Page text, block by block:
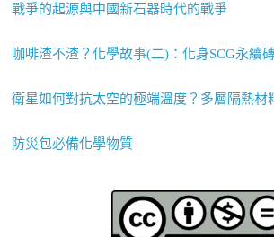
戰爭的起源與中國新石器時代的戰爭
咖啡渣不渣？化學故事(二)：化身SCG永續
衛星如何對抗太空的極端溫度？多層隔熱材
防災包必備化學物質